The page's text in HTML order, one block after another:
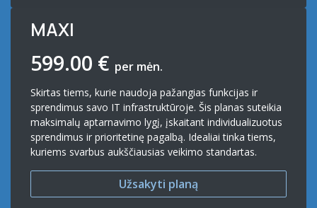
MAXI
599.00 € per mėn.
Skirtas tiems, kurie naudoja pažangias funkcijas ir
sprendimus savo IT infrastruktūroje. Šis planas suteikia
maksimalų aptarnavimo lygį, įskaitant individualizuotus
sprendimus ir prioritetinę pagalbą. Idealiai tinka tiems,
kuriems svarbus aukščiausias veikimo standartas.
​​Užsakyti planą